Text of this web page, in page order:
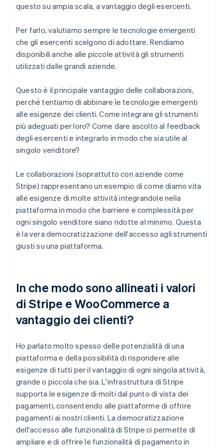
questo su ampia scala, a vantaggio degli esercenti.
Per farlo, valutiamo sempre le tecnologie emergenti
che gli esercenti scelgono di adottare. Rendiamo
disponibili anche alle piccole attività gli strumenti
utilizzati dalle grandi aziende.
Questo è il principale vantaggio delle collaborazioni,
perché tentiamo di abbinare le tecnologie emergenti
alle esigenze dei clienti. Come integrare gli strumenti
più adeguati per loro? Come dare ascolto al feedback
degli esercenti e integrarlo in modo che sia utile al
singolo venditore?
Le collaborazioni (soprattutto con aziende come
Stripe) rappresentano un esempio di come diamo vita
alle esigenze di molte attività integrandole nella
piattaforma in modo che barriere e complessità per
ogni singolo venditore siano ridotte al minimo. Questa
è la vera democratizzazione dell'accesso agli strumenti
giusti su una piattaforma.
In che modo sono allineati i valori
di Stripe e WooCommerce a
vantaggio dei clienti?
Ho parlato molto spesso delle potenzialità di una
piattaforma e della possibilità di rispondere alle
esigenze di tutti per il vantaggio di ogni singola attività,
grande o piccola che sia. L'infrastruttura di Stripe
supporta le esigenze di molti dal punto di vista dei
pagamenti, consentendo alle piattaforme di offrire
pagamenti ai nostri clienti. La democratizzazione
dell'accesso alle funzionalità di Stripe ci permette di
ampliare e di offrire le funzionalità di pagamento in